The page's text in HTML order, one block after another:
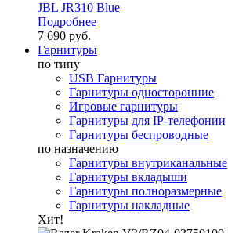
JBL JR310 Blue
Подробнее
7 690 руб.
Гарнитуры
по типу
USB Гарнитуры
Гарнитуры односторонние
Игровые гарнитуры
Гарнитуры для IP-телефонии
Гарнитуры беспроводные
по назначению
Гарнитуры внутриканальные
Гарнитуры вкладыши
Гарнитуры полноразмерные
Гарнитуры накладные
Хит!